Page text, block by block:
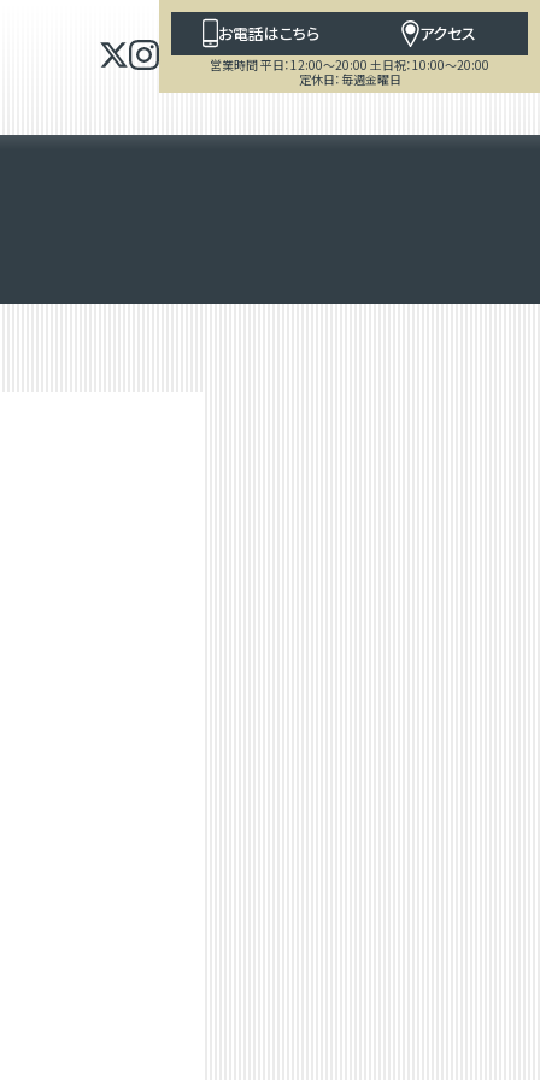
お電話はこちら アクセス
営業時間 平日：12:00～20:00 土日祝：10:00～20:00
定休日：毎週金曜日